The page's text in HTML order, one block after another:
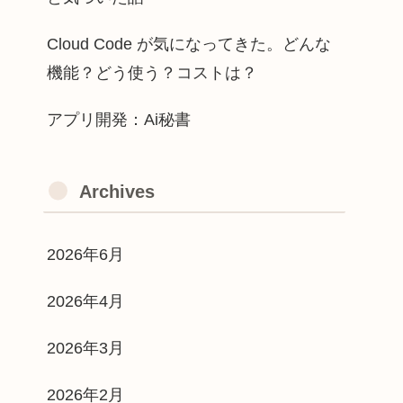
Cloud Code が気になってきた。どんな
機能？どう使う？コストは？
アプリ開発：Ai秘書
Archives
2026年6月
2026年4月
2026年3月
2026年2月